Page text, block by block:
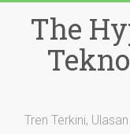
contentThe
Tren Terkini,